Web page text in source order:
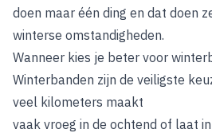
doen maar één ding en dat doen
winterse omstandigheden.
Wanneer kies je beter voor
Winterbanden zijn de veiligste
veel kilometers maakt
vaak vroeg in de ochtend of laat